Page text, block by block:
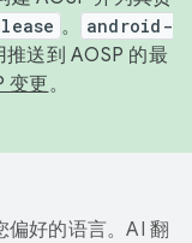
。
android-
送到 AOSP 的最
变更。
好的语言。AI 翻